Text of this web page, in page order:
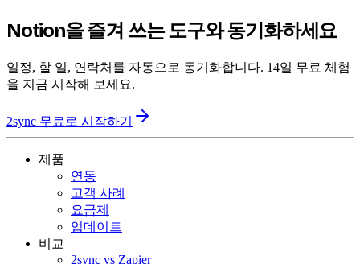
Notion을 즐겨 쓰는 도구와 동기화하세요
일정, 할 일, 연락처를 자동으로 동기화합니다. 14일 무료 체험
을 지금 시작해 보세요.
2sync 무료로 시작하기
제품
연동
고객 사례
요금제
업데이트
비교
2sync vs Zapier